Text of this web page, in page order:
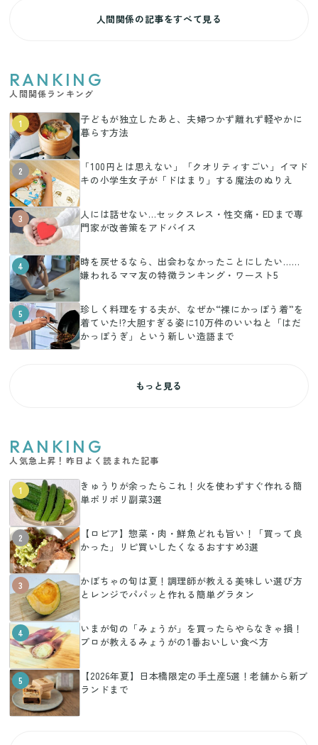
人間関係の記事をすべて見る
RANKING
人間関係ランキング
1
子どもが独立したあと、夫婦つかず離れず軽やかに
暮らす方法
2
「100円とは思えない」「クオリティすごい」イマド
キの小学生女子が「ドはまり」する魔法のぬりえ
3
人には話せない…セックスレス・性交痛・EDまで専
門家が改善策をアドバイス
4
時を戻せるなら、出会わなかったことにしたい……
嫌われるママ友の特徴ランキング・ワースト5
5
珍しく料理をする夫が、なぜか“裸にかっぽう着”を
着ていた!?大胆すぎる姿に10万件のいいねと「はだ
かっぽうぎ」という新しい造語まで
もっと見る
RANKING
人気急上昇！昨日よく読まれた記事
1
きゅうりが余ったらこれ！火を使わずすぐ作れる簡
単ポリポリ副菜3選
2
【ロピア】惣菜・肉・鮮魚どれも旨い！「買って良
かった」リピ買いしたくなるおすすめ3選
3
かぼちゃの旬は夏！調理師が教える美味しい選び方
とレンジでパパッと作れる簡単グラタン
4
いまが旬の「みょうが」を買ったらやらなきゃ損！
プロが教えるみょうがの1番おいしい食べ方
5
【2026年夏】日本橋限定の手土産5選！老舗から新ブ
ランドまで